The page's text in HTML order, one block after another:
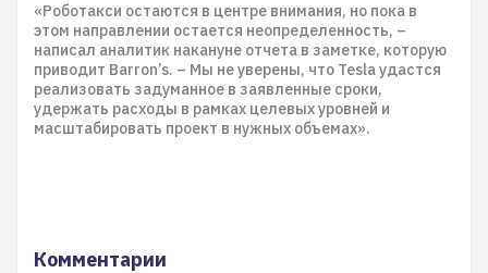
«Роботакси остаются в центре внимания, но пока в
этом направлении остается неопределенность, –
написал аналитик накануне отчета в заметке, которую
приводит Barron’s. – Мы не уверены, что Tesla удастся
реализовать задуманное в заявленные сроки,
удержать расходы в рамках целевых уровней и
масштабировать проект в нужных объемах».
Комментарии